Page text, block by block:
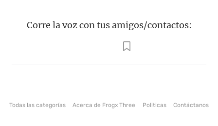
Corre la voz con tus amigos/contactos:
Todas las categorías Acerca de Frogx Three Politicas Contáctanos